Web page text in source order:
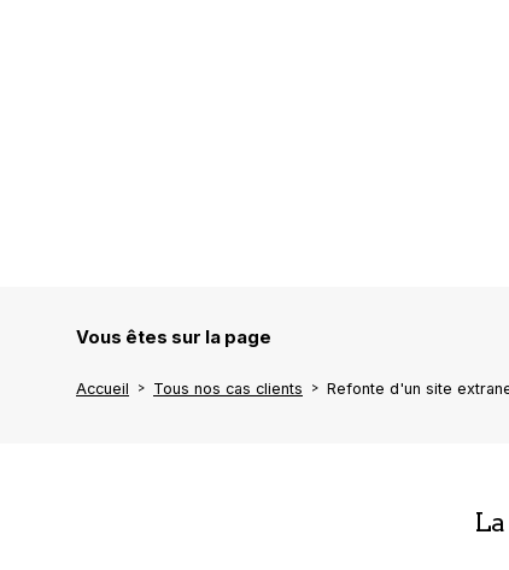
Vous êtes sur la page
Accueil Tous nos cas clients Refonte d'un site